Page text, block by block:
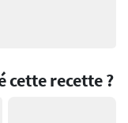
cette recette ?